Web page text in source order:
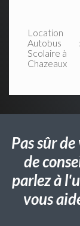
Location
Autobus
Scolaire à
Chazeaux
Pas sûr
de
parlez à
vous